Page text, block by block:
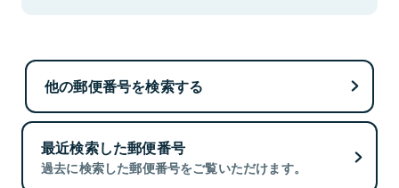
他の郵便番号を検索する
最近検索した郵便番号
過去に検索した郵便番号をご覧いただけます。